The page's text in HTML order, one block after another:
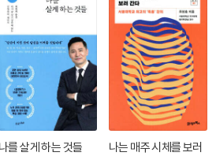
나를 살게 하는 것들
나는 매주 시체를 보러